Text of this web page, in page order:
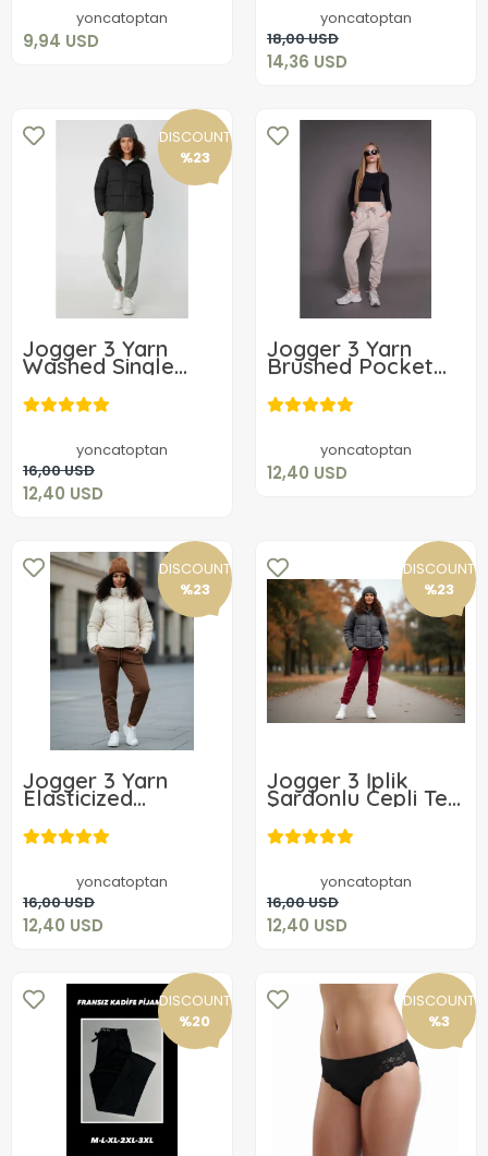
yoncatoptan
9,94 USD
yoncatoptan
18,00 USD
14,36 USD
Add to cart
DISCOUNT
%23
Jogger 3 Yarn
Washed Single
Pocket Black
Black Green
yoncatoptan
16,00 USD
12,40 USD
12,40 USD
Add to cart
Jogger 3 Yarn
Brushed Pocket
Single Bottom
Black Black Milk
Coffee
yoncatoptan
12,40 USD
12,40 USD
DISCOUNT
%23
Jogger 3 Yarn
Elasticized
Pocketed Single
Bottom Black
Black Coffee
yoncatoptan
16,00 USD
12,40 USD
12,40 USD
Add to cart
DISCOUNT
%23
Jogger 3 İplik
Şardonlu Cepli Tek
Alt Siyah Siyah
Bordo
yoncatoptan
16,00 USD
12,40 USD
12,40 USD
Add to cart
DISCOUNT
%20
DISCOUNT
%3